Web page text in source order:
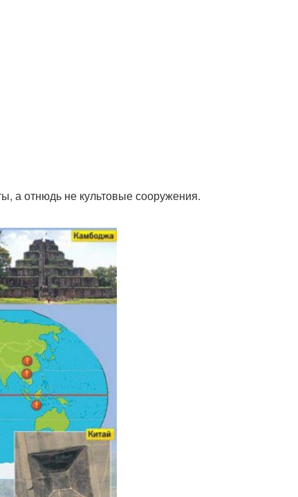
а отнюдь не культовые сооружения.